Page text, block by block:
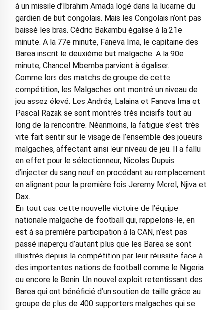
à un missile d’Ibrahim Amada logé dans la lucarne du
gardien de but congolais. Mais les Congolais n’ont pas
baissé les bras. Cédric Bakambu égalise à la 21e
minute. A la 77e minute, Faneva Ima, le capitaine des
Barea inscrit le deuxième but malgache. A la 90e
minute, Chancel Mbemba parvient à égaliser.
Comme lors des matchs de groupe de cette
compétition, les Malgaches ont montré un niveau de
jeu assez élevé. Les Andréa, Lalaina et Faneva Ima et
Pascal Razak se sont montrés très incisifs tout au
long de la rencontre. Néanmoins, la fatigue s’est très
vite fait sentir sur le visage de l’ensemble des joueurs
malgaches, affectant ainsi leur niveau de jeu. Il a fallu
en effet pour le sélectionneur, Nicolas Dupuis
d’injecter du sang neuf en procédant au remplacement
en alignant pour la première fois Jeremy Morel, Njiva et
Dax.
En tout cas, cette nouvelle victoire de l’équipe
nationale malgache de football qui, rappelons-le, en
est à sa première participation à la CAN, n’est pas
passé inaperçu d’autant plus que les Barea se sont
illustrés depuis la compétition par leur réussite face à
des importantes nations de football comme le Nigeria
ou encore le Benin. Un nouvel exploit retentissant des
Barea qui ont bénéficié d’un soutien de taille grâce au
groupe de plus de 400 supporters malgaches qui se